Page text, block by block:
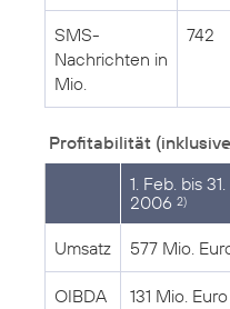
SMS-
Nachrichten in
Mio.
742
Profitabilität
1. Feb. bis
2006 2)
Umsatz 577 Mio.
OIBDA 131 Mio. Euro